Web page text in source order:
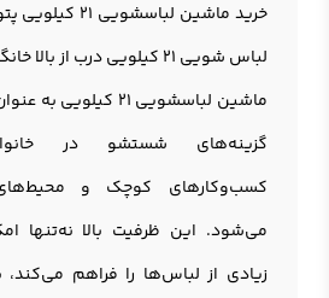
خرید ماشین
لباس شویی 21 کیلویی درب از بالا خانگی و صنعتی ؛
ماشین لباسشویی 21 کیلویی
به
گزینه‌های شستشو در
کسب‌وکارهای کوچک و
می‌شود. این ظرفیت بالا نه‌تنها
زیادی از لباس‌ها را فراهم می‌کند،